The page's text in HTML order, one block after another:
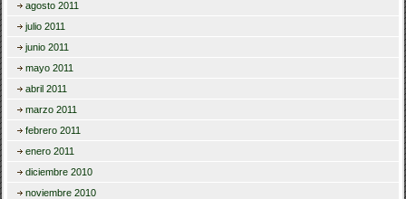
agosto 2011
julio 2011
junio 2011
mayo 2011
abril 2011
marzo 2011
febrero 2011
enero 2011
diciembre 2010
noviembre 2010